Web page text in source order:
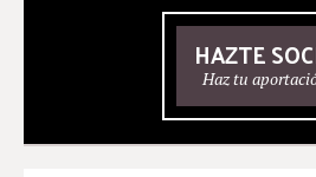
HAZTE
Haz tu